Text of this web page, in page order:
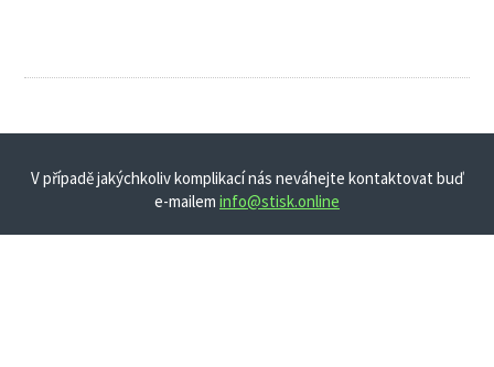
V případě jakýchkoliv komplikací nás neváhejte kontaktovat buď
e-mailem info@stisk.online